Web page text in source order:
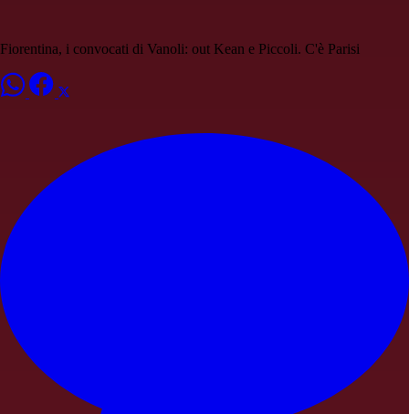
Fiorentina, i convocati di Vanoli: out Kean e Piccoli. C'è Parisi